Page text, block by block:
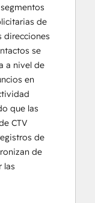
de
direcciones
se
a nivel de
en
que las
CTV
de
de
las